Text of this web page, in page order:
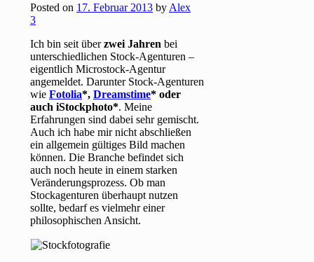
Posted on 17. Februar 2013 by Alex
3
Ich bin seit überzwei Jahren bei
unterschiedlichen Stock-Agenturen –
eigentlich Microstock-Agentur
angemeldet. Darunter Stock-Agenturen
wieFotolia*,Dreamstime* oder
auch iStockphoto*. Meine
Erfahrungen sind dabei sehr gemischt.
Auch ich habe mir nicht abschließen
ein allgemein gültiges Bild machen
können. Die Branche befindet sich
auch noch heute in einem starken
Veränderungsprozess. Ob man
Stockagenturen überhaupt nutzen
sollte, bedarf es vielmehr einer
philosophischen Ansicht.